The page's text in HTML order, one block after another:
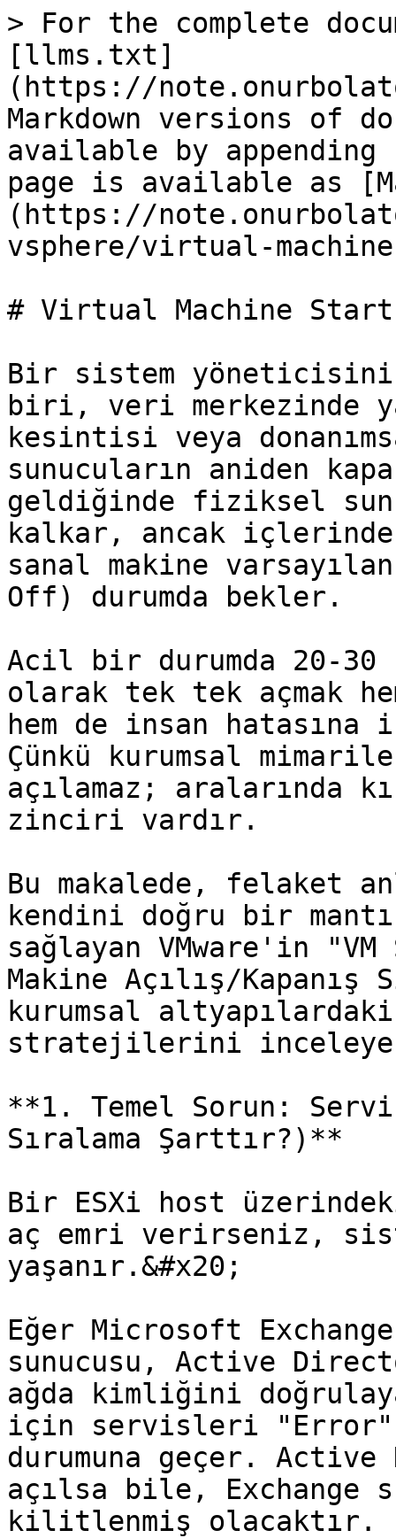
> For the complete
[llms.txt]
(https://
Markdown versions of
available by
page is available as
(https://
vsphere/virtual-
# Virtual Machine
Bir sistem
biri, veri merkezinde
kesintisi veya
sunucuların aniden
geldiğinde fiziksel
kalkar, ancak
sanal makine
Off) durumda bekler.
Acil bir durumda 20-30
olarak tek tek açmak
hem de insan hatasına
Çünkü kurumsal
açılamaz; aralarında
zinciri vardır.
Bu makalede, felaket
kendini doğru bir
sağlayan VMware'in
Makine Açılış/
kurumsal altyapılardaki
stratejilerini
**1. Temel Sorun:
Sıralama Şarttır?)**
Bir ESXi host
aç emri verirseniz,
yaşanır.&#x20;
Eğer Microsoft
sunucusu, Active
ağda kimliğini
için servisleri "Error"
durumuna geçer.
açılsa bile, Exchange
kilitlenmiş olacaktır.